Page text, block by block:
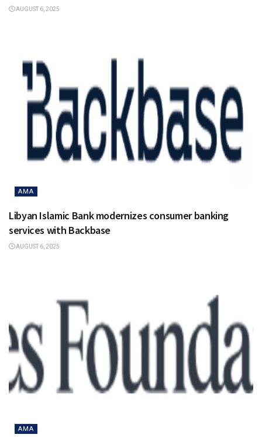
AUGUST 6, 2025
AMA
Libyan Islamic Bank modernizes consumer banking
services with Backbase
AUGUST 6, 2025
AMA